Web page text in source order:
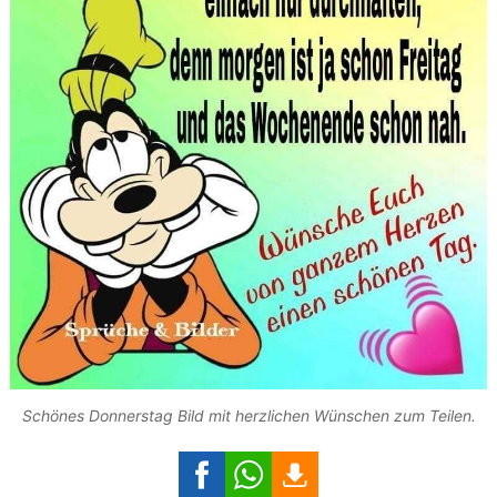
Schönes Donnerstag Bild mit herzlichen Wünschen zum Teilen.